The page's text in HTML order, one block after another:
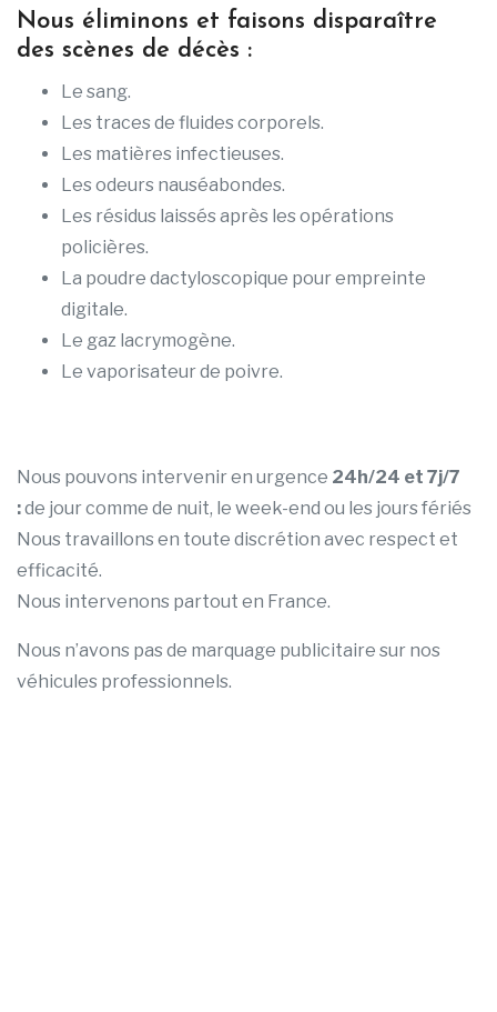
Nous éliminons et faisons disparaître
des scènes de décès :
Le sang.
Les traces de fluides corporels.
Les matières infectieuses.
Les odeurs nauséabondes.
Les résidus laissés après les opérations
policières.
La poudre dactyloscopique pour empreinte
digitale.
Le gaz lacrymogène.
Le vaporisateur de poivre.
Nous pouvons intervenir en urgence 24h/24 et 7j/7
:de jour comme de nuit, le week-end ou les jours fériés
Nous travaillons en toute discrétion avec respect et
efficacité.
Nous intervenons partout en France.
Nous n’avons pas de marquage publicitaire sur nos
véhicules professionnels.